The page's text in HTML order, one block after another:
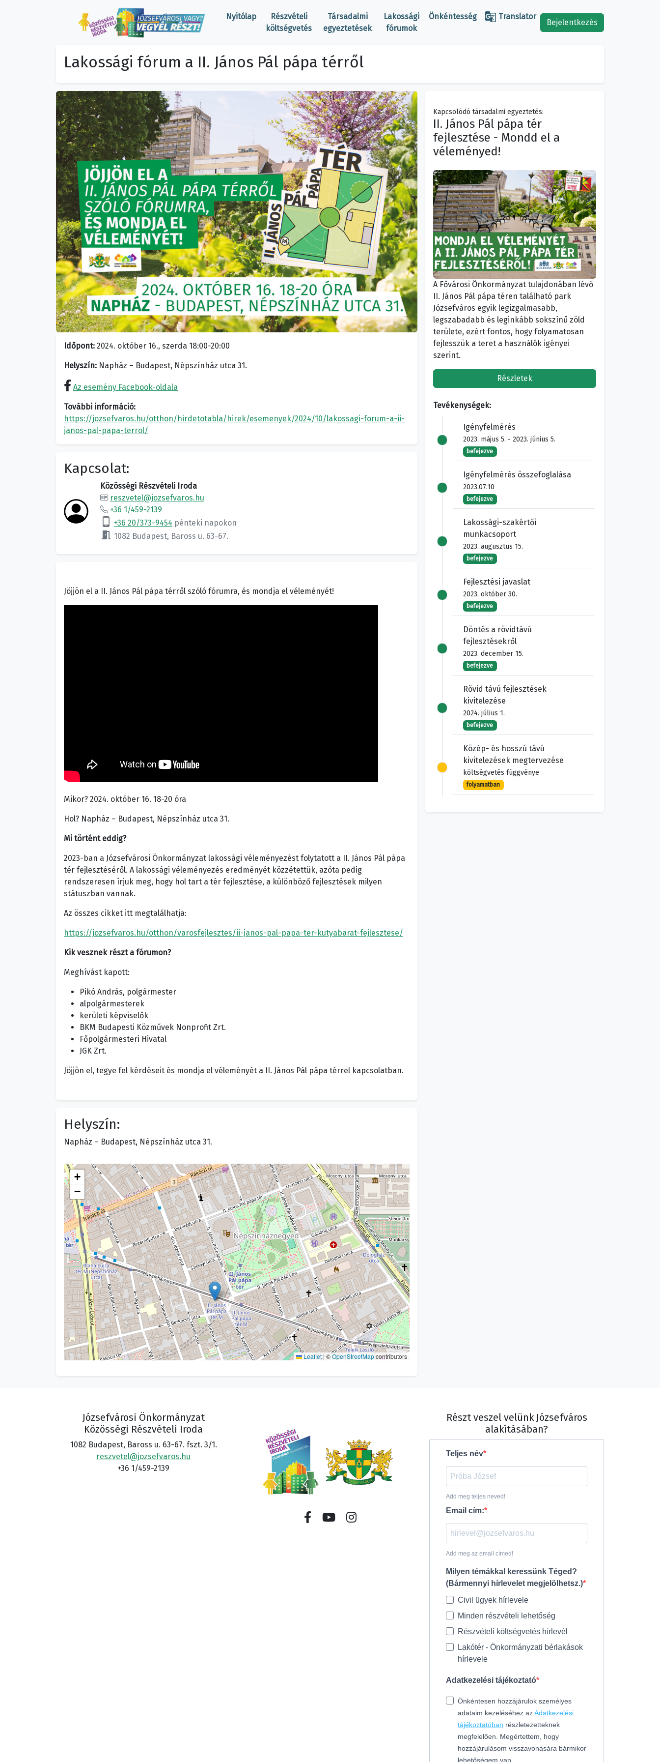
Nyitólap
Részvételi
költségvetés
Társadalmi
egyeztetések
Lakossági
fórumok
Önkéntesség  Translator
Bejelentkezés
Lakossági fórum a II. János Pál pápa térről
Időpont: 2024. október 16., szerda 18:00-20:00
Helyszín: Napház – Budapest, Népszínház utca 31.
Az esemény Facebook-oldala
További információ:
https://jozsefvaros.hu/otthon/hirdetotabla/hirek/esemenyek/2024/10/lakossagi-forum-a-ii-
janos-pal-papa-terrol/
Kapcsolat:
Közösségi Részvételi Iroda
reszvetel@jozsefvaros.hu
+36 1/459-2139
phone_android +36 20/373-9454 pénteki napokon
meeting_room 1082 Budapest, Baross u. 63-67.
Jöjjön el a II. János Pál pápa térről szóló fórumra, és mondja el véleményét!
Mikor? 2024. október 16. 18-20 óra
Hol? Napház – Budapest, Népszínház utca 31.
Mi történt eddig?
2023-ban a Józsefvárosi Önkormányzat lakossági véleményezést folytatott a II. János Pál pápa
tér fejlesztéséről. A lakossági véleményezés eredményét közzétettük, azóta pedig
rendszeresen írjuk meg, hogy hol tart a tér fejlesztése, a különböző fejlesztések milyen
státuszban vannak.
Az összes cikket itt megtalálhatja:
https://jozsefvaros.hu/otthon/varosfejlesztes/ii-janos-pal-papa-ter-kutyabarat-fejlesztese/
Kik vesznek részt a fórumon?
Meghívást kapott:
Pikó András, polgármester
alpolgármesterek
kerületi képviselők
BKM Budapesti Közművek Nonprofit Zrt.
Főpolgármesteri Hivatal
JGK Zrt.
Jöjjön el, tegye fel kérdéseit és mondja el véleményét a II. János Pál pápa térrel kapcsolatban.
Helyszín:
Napház – Budapest, Népszínház utca 31.
+
−
Leaflet |©OpenStreetMapcontributors
Kapcsolódó társadalmi egyeztetés:
II. János Pál pápa tér
fejlesztése - Mondd el a
véleményed!
A Fővárosi Önkormányzat tulajdonában lévő
II. János Pál pápa téren található park
Józsefváros egyik legizgalmasabb,
legszabadabb és leginkább sokszínű zöld
területe, ezért fontos, hogy folyamatosan
fejlesszük a teret a használók igényei
szerint.
Részletek
Tevékenységek:
Igényfelmérés
2023. május 5. - 2023. június 5.
befejezve
Igényfelmérés összefoglalása
2023.07.10
befejezve
Lakossági-szakértői
munkacsoport
2023. augusztus 15.
befejezve
Fejlesztési javaslat
2023. október 30.
befejezve
Döntés a rövidtávú
fejlesztésekről
2023. december 15.
befejezve
Rövid távú fejlesztések
kivitelezése
2024. július 1.
befejezve
Közép- és hosszú távú
kivitelezések megtervezése
költségvetés függvénye
folyamatban
Józsefvárosi Önkormányzat
Közösségi Részvételi Iroda
1082 Budapest, Baross u. 63-67. fszt. 3/1.
reszvetel@jozsefvaros.hu
+36 1/459-2139
Részt veszel velünk Józsefváros
alakításában?
Teljes név
Add meg teljes neved!
Email cím:
Add meg az email címed!
Milyen témákkal keressünk Téged?
(Bármennyi hírlevelet megjelölhetsz.)
Civil ügyek hírlevele
Minden részvételi lehetőség
Részvételi költségvetés hírlevél
Lakótér - Önkormányzati bérlakások
hírlevele
Adatkezelési tájékoztató
Önkéntesen hozzájárulok személyes
adataim kezeléséhez azAdatkezelési
tájékoztatóban részletezetteknek
megfelelően. Megértettem, hogy
hozzájárulásom visszavonására bármikor
lehetőségem van.